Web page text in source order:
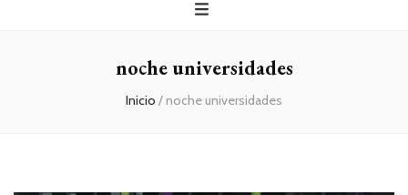
(rosca)
política
noche universidades
Inicio / noche universidades